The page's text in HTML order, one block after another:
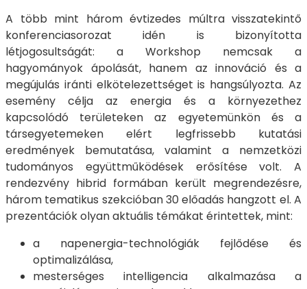
A több mint három évtizedes múltra visszatekintő
konferenciasorozat idén is bizonyította
létjogosultságát: a Workshop nemcsak a
hagyományok ápolását, hanem az innováció és a
megújulás iránti elkötelezettséget is hangsúlyozta. Az
esemény célja az energia és a környezethez
kapcsolódó területeken az egyetemünkön és a
társegyetemeken elért legfrissebb kutatási
eredmények bemutatása, valamint a nemzetközi
tudományos együttműködések erősítése volt. A
rendezvény hibrid formában került megrendezésre,
három tematikus szekcióban 30 előadás hangzott el. A
prezentációk olyan aktuális témákat érintettek, mint:
a napenergia-technológiák fejlődése és
optimalizálása,
mesterséges intelligencia alkalmazása a